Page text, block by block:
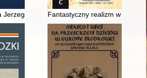
Jerzego Giedroycia z Zygmuntem Hauptem
Fantastyczny realizm w